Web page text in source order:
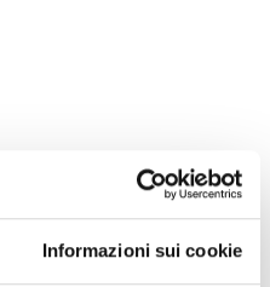
Informazioni sui cookie